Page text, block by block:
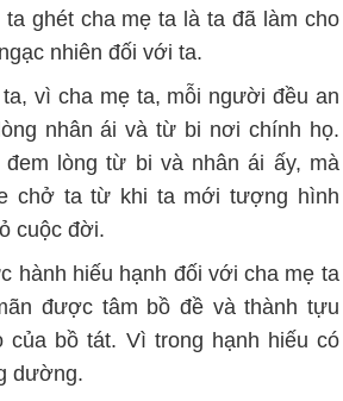
ghét cha mẹ ta là ta đã làm cho
nhiên đối với ta.
vì cha mẹ ta, mỗi người đều an
nhân ái và từ bi nơi chính họ.
lòng từ bi và nhân ái ấy, mà
chở ta từ khi ta mới tượng hình
cuộc đời.
hành hiếu hạnh đối với cha mẹ ta
được tâm bồ đề và thành tựu
của bồ tát. Vì trong hạnh hiếu có
dường.